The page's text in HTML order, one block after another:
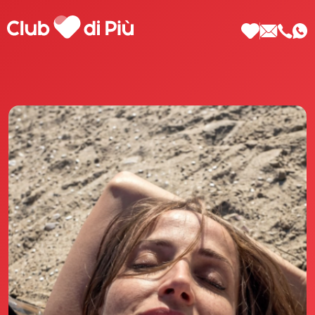
Scopri Club di Più
Le testimonianze Club di Più
La fondatrice Valeria Pilla
Annunci Donne
Agenzia matrimoniale Club di Più
Love Notebook